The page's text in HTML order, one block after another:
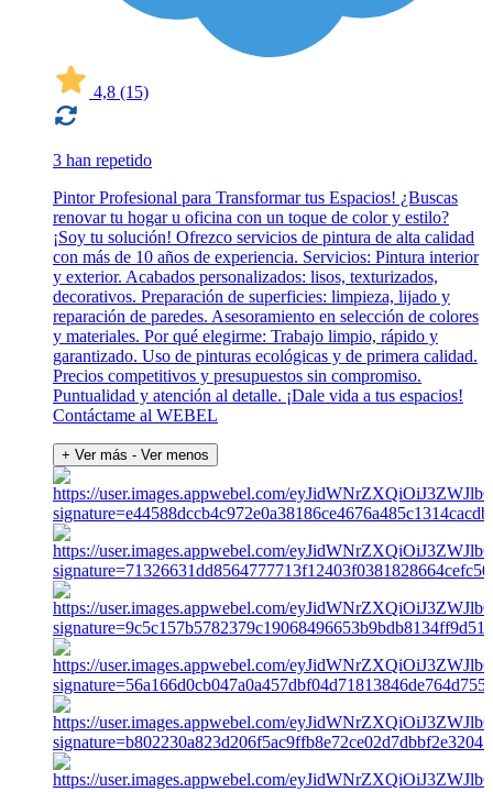
4,8 (15)
3 han repetido
Pintor Profesional para Transformar tus Espacios! ¿Buscas
renovar tu hogar u oficina con un toque de color y estilo?
¡Soy tu solución! Ofrezco servicios de pintura de alta calidad
con más de 10 años de experiencia. Servicios: Pintura interior
y exterior. Acabados personalizados: lisos, texturizados,
decorativos. Preparación de superficies: limpieza, lijado y
reparación de paredes. Asesoramiento en selección de colores
y materiales. Por qué elegirme: Trabajo limpio, rápido y
garantizado. Uso de pinturas ecológicas y de primera calidad.
Precios competitivos y presupuestos sin compromiso.
Puntualidad y atención al detalle. ¡Dale vida a tus espacios!
Contáctame al WEBEL
+ Ver más - Ver menos